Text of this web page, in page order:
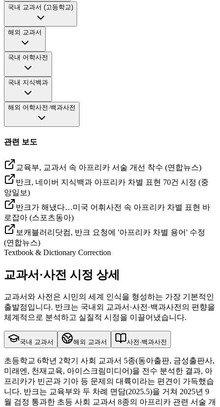
국내 교과서 (고등학교)
해외 교과서
국내 어학사전
국내 지식백과
해외 어학사전·백과사전
관련 보도
교육부, 교과서 속 아프리카 서술 개선 착수 (연합뉴스)
반크, 네이버 지식백과 아프리카 차별 표현 70건 시정 (중
앙일보)
반크가 해냈다…미국 어휘사전 속 아프리카 차별 표현 바
로잡아 (스포츠동아)
보캐블러리닷컴, 반크 요청에 '아프리카 차별 용어' 수정
(연합뉴스)
Textbook & Dictionary Correction
교과서·사전 시정 상세
교과서와 사전은 시민의 세계 인식을 형성하는 가장 기본적인
출발점입니다. 반크는 국내외 교과서·사전·백과사전의 편향을
체계적으로 분석하고 실질적 시정을 이끌어냈습니다.
국내 교과서 해외 교과서 사전·백과사전
초등학교 6학년 2학기 사회 교과서 5종(동아출판, 금성출판사,
미래엔, 천재교육, 아이스크림미디어)을 전수 분석한 결과, 아
프리카가 빈곤과 기아 등 문제의 대륙이라는 편견이 가득했습
니다. 반크는 교육부와 두 차례 면담(2025.5)을 거쳐 2025년 9
월 검정 통과한 초등 사회 교과서 8종의 아프리카 관련 서술 개